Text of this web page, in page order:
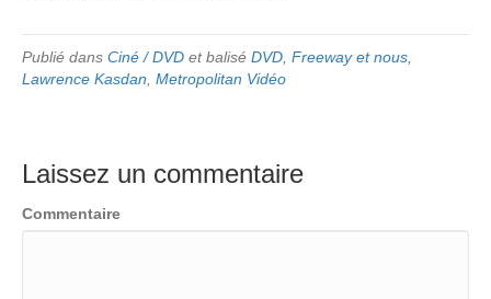
Publié dans Ciné / DVD et balisé DVD Freeway et nous
Lawrence Kasdan Metropolitan Vidéo
Laissez un commentaire
Commentaire